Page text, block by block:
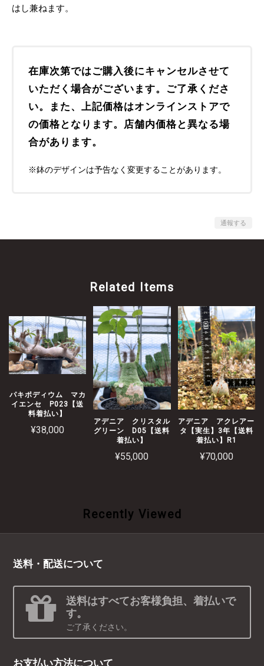
はし兼ねます。
在庫次第ではご購入後にキャンセルさせて
いただく場合がございます。ご了承くださ
い。また、上記価格はオンラインストアで
の価格となります。店舗内価格と異なる場
合があります。
※鉢のデザインは予告なく変更することがあります。
通報する
Related Items
パキポディウム マカ
イエンセ P023【送
料着払い】
¥38,000
アデニア クリスタル
グリーン D05【送料
着払い】
¥55,000
アデニア アクレアー
タ【実生】3年【送料
着払い】R1
¥70,000
Recently Viewed
送料・配送について
送料はすべてお客様負担、着払いで
す。
ご了承ください。
お支払い方法について